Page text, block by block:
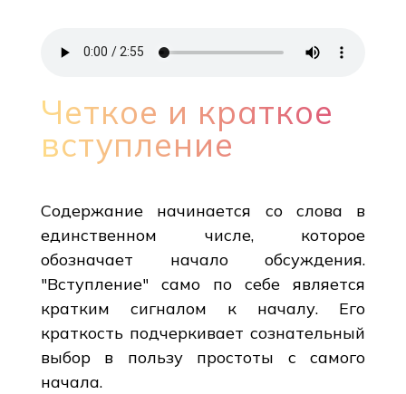
Четкое и краткое
вступление
Содержание начинается со слова в
единственном числе, которое
обозначает начало обсуждения.
"Вступление" само по себе является
кратким сигналом к началу. Его
краткость подчеркивает сознательный
выбор в пользу простоты с самого
начала.